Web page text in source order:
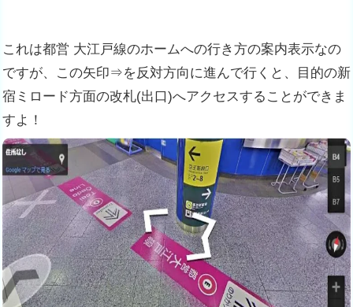
これは都営 大江戸線のホームへの行き方の案内表示なの
ですが、この矢印⇒を反対方向に進んで行くと、目的の新
宿ミロード方面の改札(出口)へアクセスすることができま
すよ！